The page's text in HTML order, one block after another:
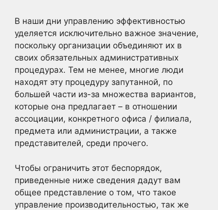
В наши дни управлению эффективностью
уделяется исключительно важное значение,
поскольку организации объединяют их в
своих обязательных административных
процедурах. Тем не менее, многие люди
находят эту процедуру запутанной, по
большей части из-за множества вариантов,
которые она предлагает – в отношении
ассоциации, конкретного офиса / филиала,
предмета или администрации, а также
представителей, среди прочего.
Чтобы ограничить этот беспорядок,
приведенные ниже сведения дадут вам
общее представление о том, что такое
управление производительностью, так же